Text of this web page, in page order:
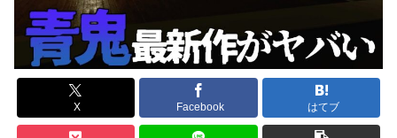
X Facebook はてブ